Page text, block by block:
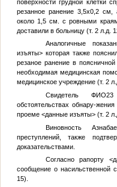
поверхности грудной клетки
резанное ранение 3,5х0,2 см,
около 1,5 см. с ровными
доставили в больницу (т. 2 л.д.
Аналогичные
изъяты>которая также
резаное ранение в
необходимая медицинская
медицинское учреждение (т. 2
Свидетель ФИО23
обстоятельствах обнару-жения
проеме <данные изъяты>(т. 2
Виновность
преступлений, также
доказательствами.
Согласно рапорту
сообщение о насильственной
15).